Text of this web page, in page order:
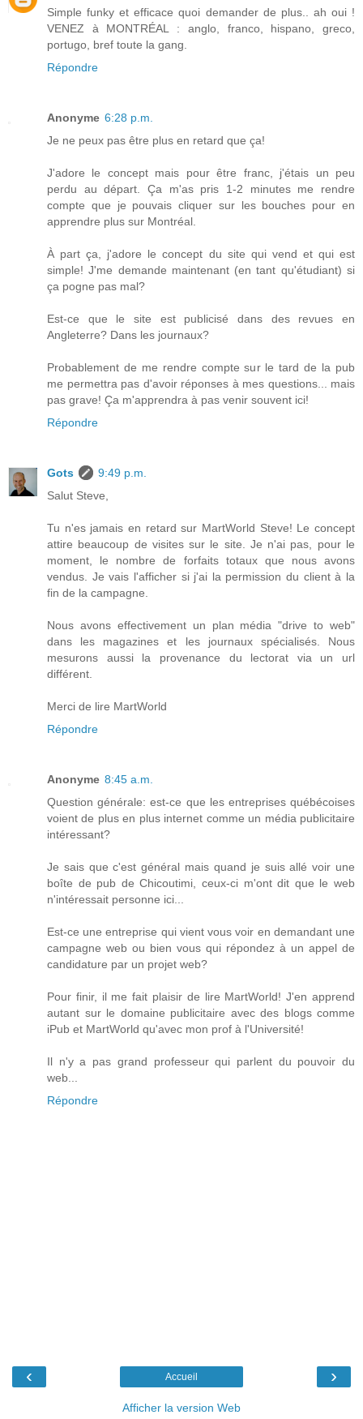
Simple funky et efficace quoi demander de plus.. ah oui !
VENEZ à MONTRÉAL : anglo, franco, hispano, greco,
portugo, bref toute la gang.
Répondre
Anonyme 6:28 p.m.
Je ne peux pas être plus en retard que ça!
J'adore le concept mais pour être franc, j'étais un peu
perdu au départ. Ça m'as pris 1-2 minutes me rendre
compte que je pouvais cliquer sur les bouches pour en
apprendre plus sur Montréal.
À part ça, j'adore le concept du site qui vend et qui est
simple! J'me demande maintenant (en tant qu'étudiant) si
ça pogne pas mal?
Est-ce que le site est publicisé dans des revues en
Angleterre? Dans les journaux?
Probablement de me rendre compte sur le tard de la pub
me permettra pas d'avoir réponses à mes questions... mais
pas grave! Ça m'apprendra à pas venir souvent ici!
Répondre
Gots
9:49 p.m.
Salut Steve,
Tu n'es jamais en retard sur MartWorld Steve! Le concept
attire beaucoup de visites sur le site. Je n'ai pas, pour le
moment, le nombre de forfaits totaux que nous avons
vendus. Je vais l'afficher si j'ai la permission du client à la
fin de la campagne.
Nous avons effectivement un plan média "drive to web"
dans les magazines et les journaux spécialisés. Nous
mesurons aussi la provenance du lectorat via un url
différent.
Merci de lire MartWorld
Répondre
Anonyme 8:45 a.m.
Question générale: est-ce que les entreprises québécoises
voient de plus en plus internet comme un média publicitaire
intéressant?
Je sais que c'est général mais quand je suis allé voir une
boîte de pub de Chicoutimi, ceux-ci m'ont dit que le web
n'intéressait personne ici...
Est-ce une entreprise qui vient vous voir en demandant une
campagne web ou bien vous qui répondez à un appel de
candidature par un projet web?
Pour finir, il me fait plaisir de lire MartWorld! J'en apprend
autant sur le domaine publicitaire avec des blogs comme
iPub et MartWorld qu'avec mon prof à l'Université!
Il n'y a pas grand professeur qui parlent du pouvoir du
web...
Répondre
‹ ›
Accueil
Afficher la version Web